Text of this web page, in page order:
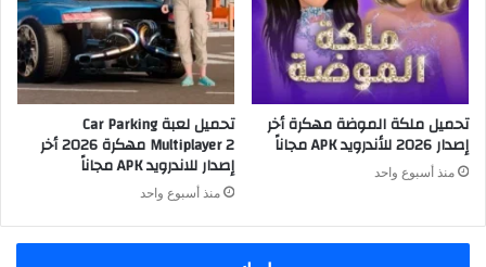
تحميل ملكة الموضة مهكرة أخر
إصدار 2026 للأندرويد APK مجاناً
منذ أسبوع واحد
تحميل لعبة Car Parking
Multiplayer 2 مهكرة 2026 أخر
إصدار للاندرويد APK مجاناً
منذ أسبوع واحد